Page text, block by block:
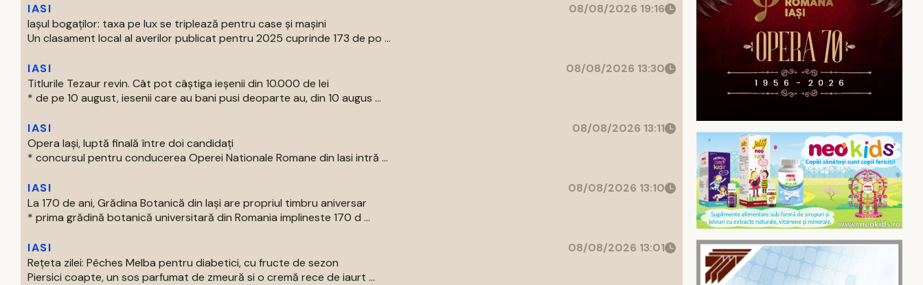
IASI
08/08/2026 19:16
Iașul bogaților: taxa pe lux se triplează pentru case și mașini
Un clasament local al averilor publicat pentru 2025 cuprinde 173 de po ...
IASI
08/08/2026 13:30
Titlurile Tezaur revin. Cât pot câștiga ieșenii din 10.000 de lei
* de pe 10 august, iesenii care au bani pusi deoparte au, din 10 augus ...
IASI
08/08/2026 13:11
Opera Iași, luptă finală între doi candidați
* concursul pentru conducerea Operei Nationale Romane din Iasi intră ...
IASI
08/08/2026 13:10
La 170 de ani, Grădina Botanică din Iași are propriul timbru aniversar
* prima grădină botanică universitară din Romania implineste 170 d ...
IASI
08/08/2026 13:01
Rețeta zilei: Pêches Melba pentru diabetici, cu fructe de sezon
Piersici coapte, un sos parfumat de zmeură si o cremă rece de iaurt ...